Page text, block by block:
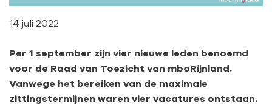
14 juli 2022
Per 1 september zijn vier nieuwe leden benoemd
voor de Raad van Toezicht van mboRijnland.
Vanwege het bereiken van de maximale
zittingstermijnen waren vier vacatures ontstaan.